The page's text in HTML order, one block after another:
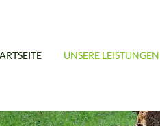
UNSERE LEISTUNGEN